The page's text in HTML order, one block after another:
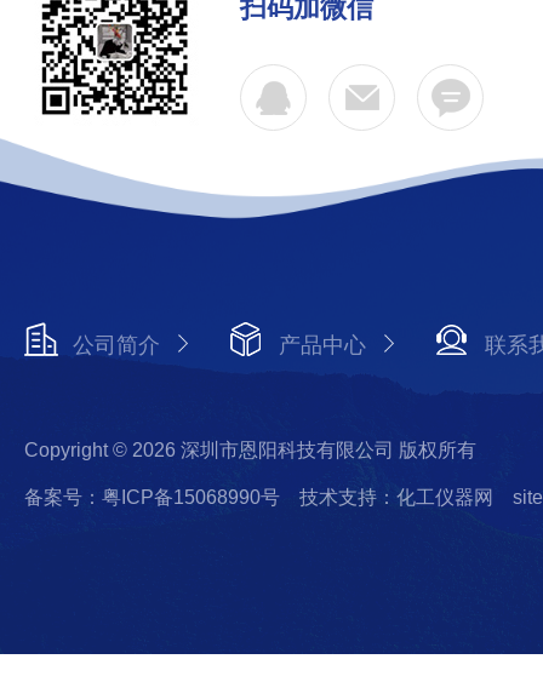
扫码加微信
公司简介 产品中心 联系
Copyright © 2026 深圳市恩阳科技有限公司 版权所有
备案号：粤ICP备15068990号 技术支持：化工仪器网